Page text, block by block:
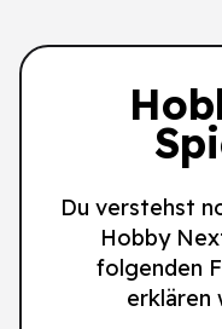
Du verstehst
Hobby
folgenden
erklären